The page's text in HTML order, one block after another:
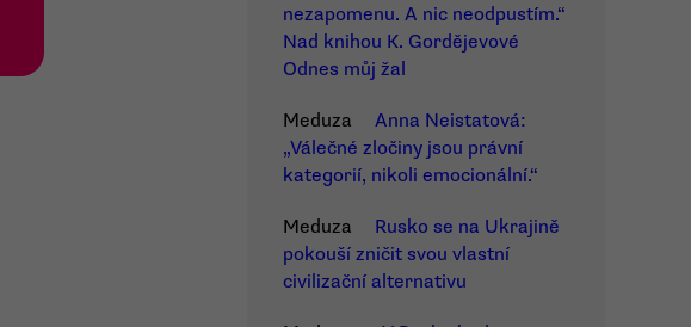
nezapomenu. A nic neodpustím.“
Nad knihou K. Gordějevové
Odnes můj žal
Meduza
Anna Neistatová:
„Válečné zločiny jsou právní
kategorií, nikoli emocionální.“
Meduza
Rusko se na Ukrajině
pokouší zničit svou vlastní
civilizační alternativu